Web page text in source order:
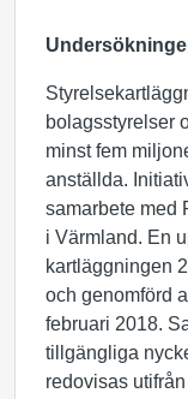
bolagsstyrelser
minst fem
anställda.
samarbete med
i Värmland. En
kartläggningen
och genomförd
februari 2018.
tillgängliga
redovisas